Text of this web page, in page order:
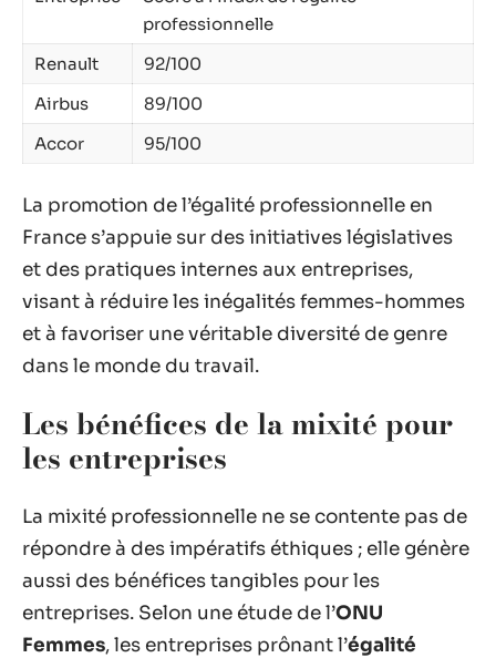
professionnelle
Renault
92/100
Airbus
89/100
Accor
95/100
La promotion de l’égalité professionnelle en
France s’appuie sur des initiatives législatives
et des pratiques internes aux entreprises,
visant à réduire les inégalités femmes-hommes
et à favoriser une véritable diversité de genre
dans le monde du travail.
Les bénéfices de la mixité pour
les entreprises
La mixité professionnelle ne se contente pas de
répondre à des impératifs éthiques ; elle génère
aussi des bénéfices tangibles pour les
entreprises. Selon une étude de l’ONU
Femmes, les entreprises prônant l’égalité